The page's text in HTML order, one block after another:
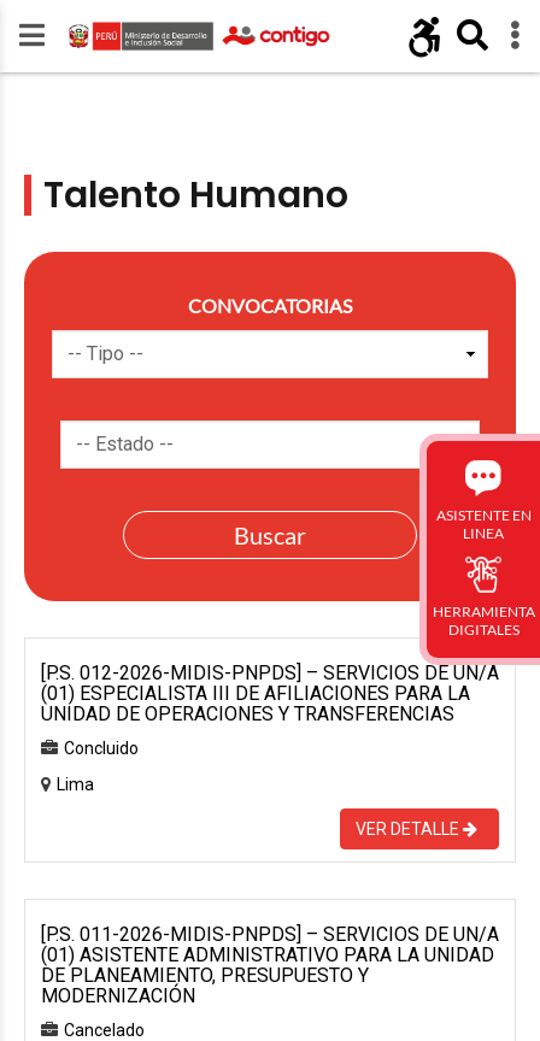
Talento Humano
CONVOCATORIAS
[P.S. 012-2026-MIDIS-PNPDS] – SERVICIOS DE UN/A
(01) ESPECIALISTA III DE AFILIACIONES PARA LA
UNIDAD DE OPERACIONES Y TRANSFERENCIAS
Concluido
Lima
VER DETALLE
[P.S. 011-2026-MIDIS-PNPDS] – SERVICIOS DE UN/A
(01) ASISTENTE ADMINISTRATIVO PARA LA UNIDAD
DE PLANEAMIENTO, PRESUPUESTO Y
MODERNIZACIÓN
Cancelado
ASISTENTE EN
LINEA
HERRAMIENTA
DIGITALES